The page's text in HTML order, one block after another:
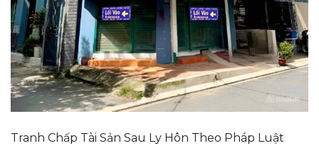
Tranh Chấp Tài Sản Sau Ly Hôn Theo Pháp Luật